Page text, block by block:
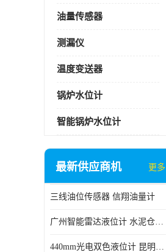
油量传感器
测漏仪
温度变送器
锅炉水位计
智能锅炉水位计
最新供应商机 更多
三线油位传感器 信翔油量计
广州智能雷达液位计 水泥仓料位
440mm光电双色液位计 昆明锅炉汽包用光电液位计